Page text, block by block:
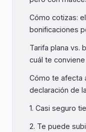
Cómo cotizas:
bonificaciones
Tarifa plana vs.
cuál te conviene
Cómo te afecta
declaración de
1. Casi seguro
2. Te puede